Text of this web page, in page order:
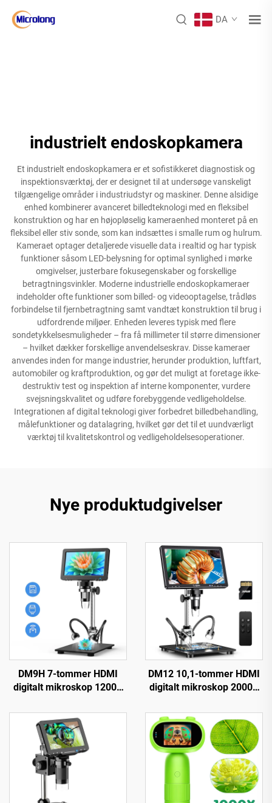
DA
industrielt endoskopkamera
Et industrielt endoskopkamera er et sofistikkeret diagnostisk og
inspektionsværktøj, der er designet til at undersøge vanskeligt
tilgængelige områder i industriudstyr og maskiner. Denne alsidige
enhed kombinerer avanceret billedteknologi med en fleksibel
konstruktion og har en højopløselig kameraenhed monteret på en
fleksibel eller stiv sonde, som kan indsættes i smalle rum og hulrum.
Kameraet optager detaljerede visuelle data i realtid og har typisk
funktioner såsom LED-belysning for optimal synlighed i mørke
omgivelser, justerbare fokusegenskaber og forskellige
betragtningsvinkler. Moderne industrielle endoskopkameraer
indeholder ofte funktioner som billed- og videooptagelse, trådløs
forbindelse til fjernbetragtning samt vandtæt konstruktion til brug i
udfordrende miljøer. Enheden leveres typisk med flere
sondetykkelsesmuligheder – fra få millimeter til større dimensioner
– hvilket dækker forskellige anvendelseskrav. Disse kameraer
anvendes inden for mange industrier, herunder produktion, luftfart,
automobiler og kraftproduktion, og gør det muligt at foretage ikke-
destruktiv test og inspektion af interne komponenter, vurdere
svejsningskvalitet og udføre forebyggende vedligeholdelse.
Integrationen af digital teknologi giver forbedret billedbehandling,
målefunktioner og datalagring, hvilket gør det til et uundværligt
værktøj til kvalitetskontrol og vedligeholdelsesoperationer.
Nye produktudgivelser
DM9H 7-tommer HDMI
digitalt mikroskop 1200X
skærm 16 MP
lodningsmikroskop
DM12 10,1-tommer HDMI
digitalt mikroskop 2000X
LED'er